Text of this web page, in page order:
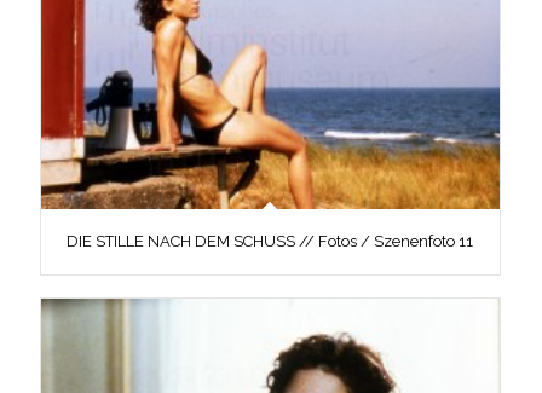
DIE STILLE NACH DEM SCHUSS // Fotos / Szenenfoto 11